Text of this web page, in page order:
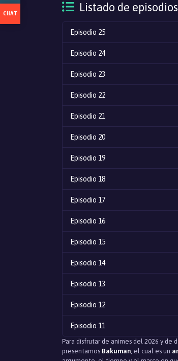
Listado de episodios
Episodio 25
Episodio 24
Episodio 23
Episodio 22
Episodio 21
Episodio 20
Episodio 19
Episodio 18
Episodio 17
Episodio 16
Episodio 15
Episodio 14
Episodio 13
Episodio 12
Episodio 11
Para disfrutar de animes del 2026 y
presentamos Bakuman, el cual es un